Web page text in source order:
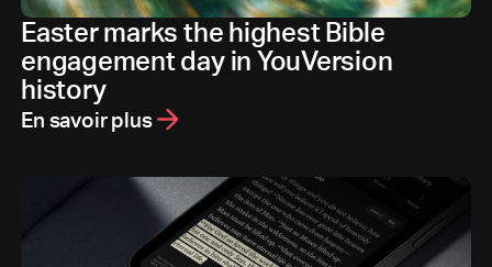
Easter marks the highest Bible
engagement day in YouVersion
history
En savoir plus